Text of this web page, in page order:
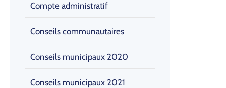
Compte administratif
Conseils communautaires
Conseils municipaux 2020
Conseils municipaux 2021